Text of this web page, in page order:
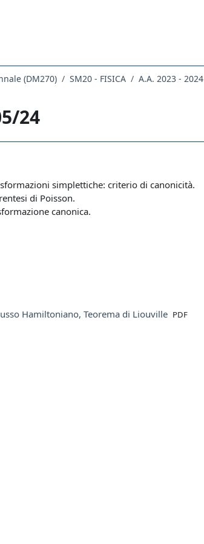
(DM270) SM20 - FISICA A.A. 2023 - 2024
24
simplettiche: criterio di canonicità.
di Poisson.
canonica.
Hamiltoniano, Teorema di Liouville File
PDF